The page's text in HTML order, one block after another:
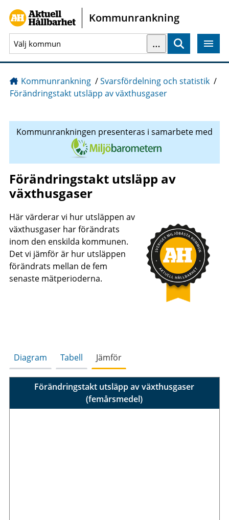
Gå direkt till sidans innehåll
Kommunrankning
…
Kommunrankning /Svarsfördelning och statistik /
Förändringstakt utsläpp av växthusgaser
Kommunrankningen presenteras i samarbete med
Förändringstakt utsläpp av
växthusgaser
Här värderar vi hur utsläppen av
växthusgaser har förändrats
inom den enskilda kommunen.
Det vi jämför är hur utsläppen
förändrats mellan de fem
senaste mätperioderna.
Diagram Tabell Jämför
Förändringstakt utsläpp av växthusgaser
(femårsmedel)